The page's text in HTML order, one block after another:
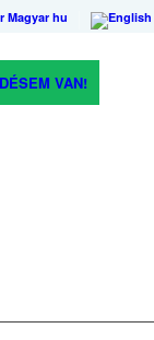
Magyar hu
VAN!